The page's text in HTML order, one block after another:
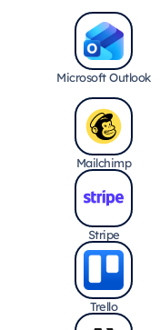
Microsoft Outlook
Mailchimp
Stripe
Trello